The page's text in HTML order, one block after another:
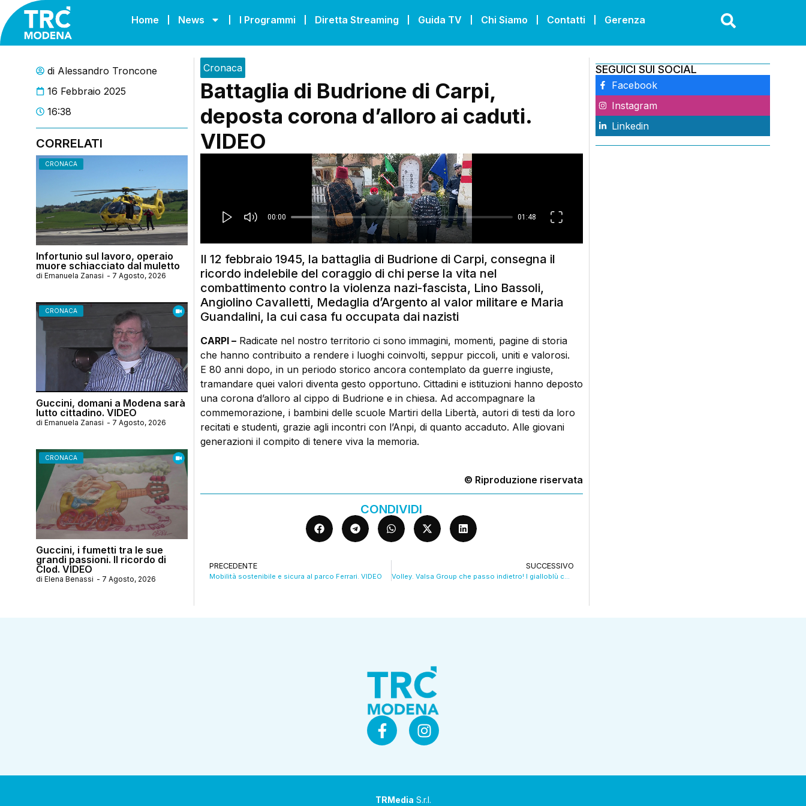
Home News I Programmi Diretta Streaming Guida TV Chi Siamo Contatti Gerenza
di Alessandro Troncone
16 Febbraio 2025
16:38
CORRELATI
CRONACA
Infortunio sul lavoro, operaio
muore schiacciato dal muletto
di Emanuela Zanasi - 7 Agosto, 2026
CRONACA
Guccini, domani a Modena sarà
lutto cittadino. VIDEO
di Emanuela Zanasi - 7 Agosto, 2026
CRONACA
Guccini, i fumetti tra le sue
grandi passioni. Il ricordo di
Clod. VIDEO
di Elena Benassi - 7 Agosto, 2026
Cronaca
Battaglia di Budrione di Carpi,
deposta corona d’alloro ai caduti.
VIDEO
Il 12 febbraio 1945, la battaglia di Budrione di Carpi, consegna il
ricordo indelebile del coraggio di chi perse la vita nel
combattimento contro la violenza nazi-fascista, Lino Bassoli,
Angiolino Cavalletti, Medaglia d’Argento al valor militare e Maria
Guandalini, la cui casa fu occupata dai nazisti
CARPI –Radicate nel nostro territorio ci sono immagini, momenti, pagine di storia
che hanno contribuito a rendere i luoghi coinvolti, seppur piccoli, uniti e valorosi.
E 80 anni dopo, in un periodo storico ancora contemplato da guerre ingiuste,
tramandare quei valori diventa gesto opportuno. Cittadini e istituzioni hanno deposto
una corona d’alloro al cippo di Budrione e in chiesa. Ad accompagnare la
commemorazione, i bambini delle scuole Martiri della Libertà, autori di testi da loro
recitati e studenti, grazie agli incontri con l’Anpi, di quanto accaduto. Alle giovani
generazioni il compito di tenere viva la memoria.
© Riproduzione riservata
CONDIVIDI
PRECEDENTE
Mobilità sostenibile e sicura al parco Ferrari. VIDEO
SUCCESSIVO
Volley. Valsa Group che passo indietro! I gialloblù cadono a Padova (2-3)
SEGUICI SUI SOCIAL
Facebook
Instagram
Linkedin
TRMedia S.r.l.